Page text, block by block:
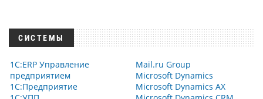
СИСТЕМЫ
1С:ERP Управление
предприятием
1С:Предприятие
Mail.ru Group
Microsoft Dynamics
Microsoft Dynamics AX